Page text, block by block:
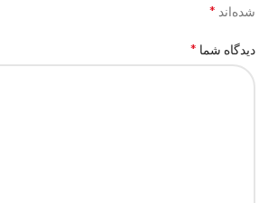
شده‌اند *
دیدگاه شما *